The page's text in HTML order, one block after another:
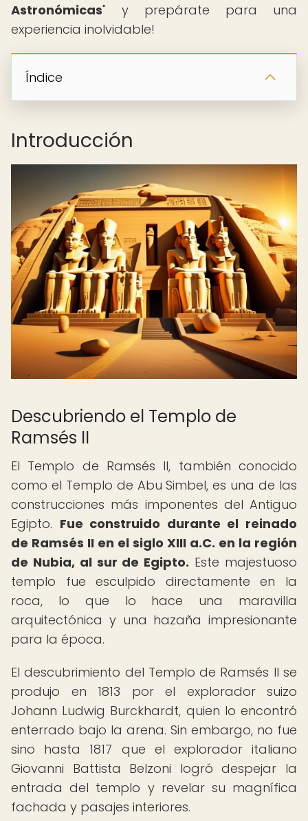
Astronómicas" y prepárate para una
experiencia inolvidable!
Índice
Introducción
Descubriendo el Templo de
Ramsés II
El Templo de Ramsés II, también conocido
como el Templo de Abu Simbel, es una de las
construcciones más imponentes del Antiguo
Egipto. Fue construido durante el reinado
de Ramsés II en el siglo XIII a.C. en la región
de Nubia, al sur de Egipto. Este majestuoso
templo fue esculpido directamente en la
roca, lo que lo hace una maravilla
arquitectónica y una hazaña impresionante
para la época.
El descubrimiento del Templo de Ramsés II se
produjo en 1813 por el explorador suizo
Johann Ludwig Burckhardt, quien lo encontró
enterrado bajo la arena. Sin embargo, no fue
sino hasta 1817 que el explorador italiano
Giovanni Battista Belzoni logró despejar la
entrada del templo y revelar su magnífica
fachada y pasajes interiores.